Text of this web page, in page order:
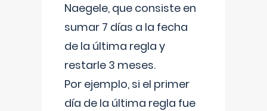
Naegele, que consiste en
sumar 7 días a la fecha
de la última regla y
restarle 3 meses.
Por ejemplo, si el primer
día de la última regla fue